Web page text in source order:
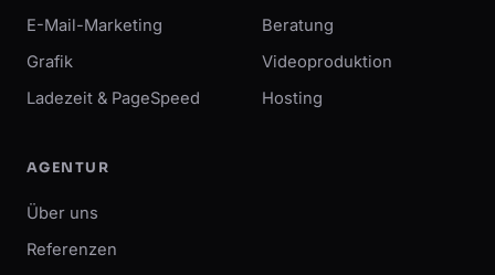
E-Mail-Marketing
Beratung
Grafik
Videoproduktion
Ladezeit & PageSpeed
Hosting
AGENTUR
Über uns
Referenzen